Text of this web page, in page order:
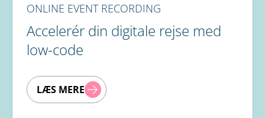
ONLINE EVENT RECORDING
Accelerér din digitale rejse med
low-code
LÆS MERE